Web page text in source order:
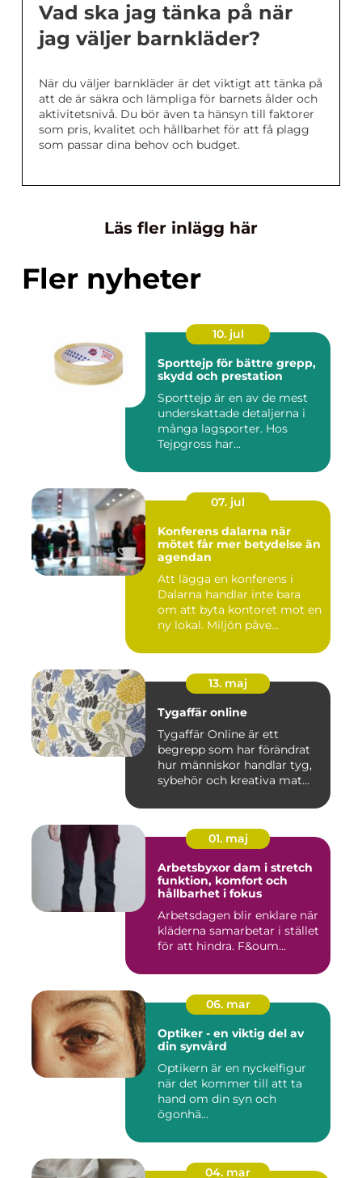
Vad ska jag tänka på när
jag väljer barnkläder?
När du väljer barnkläder är det viktigt att tänka på
att de är säkra och lämpliga för barnets ålder och
aktivitetsnivå. Du bör även ta hänsyn till faktorer
som pris, kvalitet och hållbarhet för att få plagg
som passar dina behov och budget.
Läs fler inlägg här
Fler nyheter
10. jul
Sporttejp för bättre grepp,
skydd och prestation
Sporttejp är en av de mest
underskattade detaljerna i
många lagsporter. Hos
Tejpgross har...
07. jul
Konferens dalarna när
mötet får mer betydelse än
agendan
Att lägga en konferens i
Dalarna handlar inte bara
om att byta kontoret mot en
ny lokal. Miljön påve...
13. maj
Tygaffär online
Tygaffär Online är ett
begrepp som har förändrat
hur människor handlar tyg,
sybehör och kreativa mat...
01. maj
Arbetsbyxor dam i stretch
funktion, komfort och
hållbarhet i fokus
Arbetsdagen blir enklare när
kläderna samarbetar i stället
för att hindra. F&oum...
06. mar
Optiker - en viktig del av
din synvård
Optikern är en nyckelfigur
när det kommer till att ta
hand om din syn och
ögonhä...
04. mar